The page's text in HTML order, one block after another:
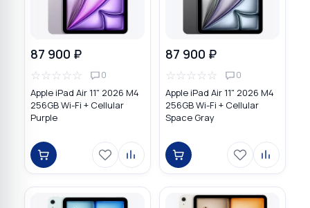
87 900 ₽
☆☆☆☆☆ 0
Apple iPad Air 11" 2026 M4
256GB Wi-Fi + Cellular
Purple
87 900 ₽
☆☆☆☆☆ 0
Apple iPad Air 11" 2026 M4
256GB Wi-Fi + Cellular
Space Gray